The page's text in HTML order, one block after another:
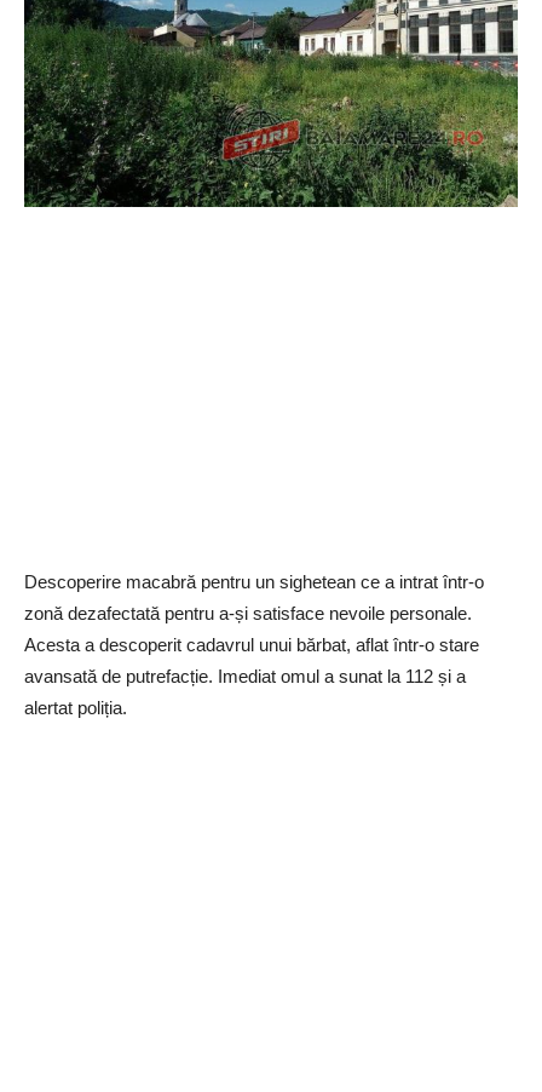
Descoperire macabră pentru un sighetean ce a intrat într-o
zonă dezafectată pentru a-și satisface nevoile personale.
Acesta a descoperit cadavrul unui bărbat, aflat într-o stare
avansată de putrefacție. Imediat omul a sunat la 112 și a
alertat poliția.